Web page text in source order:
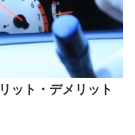
ット・デメリット